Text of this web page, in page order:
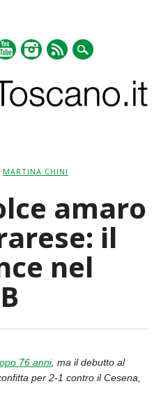
MARTINA CHINI
amaro
il
nel
76 anni, ma il debutto al
per 2-1 contro il Cesena,